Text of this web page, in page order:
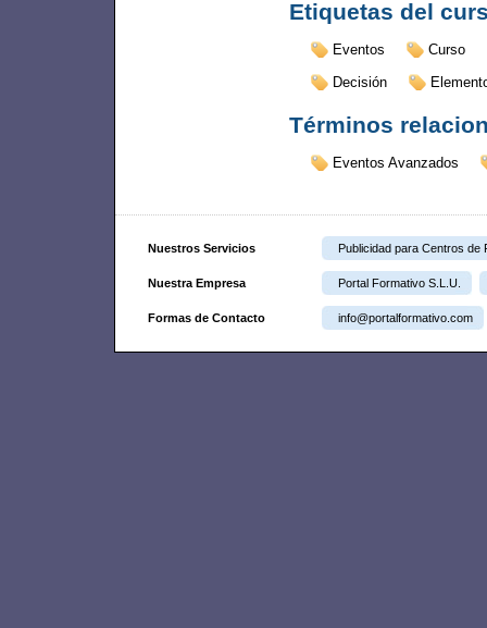
Etiquetas del
Eventos
Curso
Decisión
Términos
Eventos Avanzados
Nuestros Servicios Publicidad para Centros de
Nuestra Empresa Portal Formativo S.L.U.
Formas de Contacto info@portalformativo.com